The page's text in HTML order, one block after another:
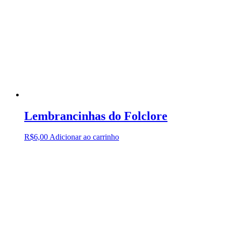
Lembrancinhas do Folclore
R$6,00Adicionar ao carrinho